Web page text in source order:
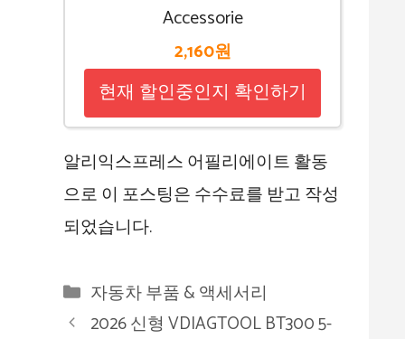
Accessorie
2,160원
현재 할인중인지 확인하기
알리익스프레스 어필리에이트 활동
으로 이 포스팅은 수수료를 받고 작성
되었습니다.
카
테
자동차 부품 & 액세서리
2026 신형 VDIAGTOOL BT300 5-